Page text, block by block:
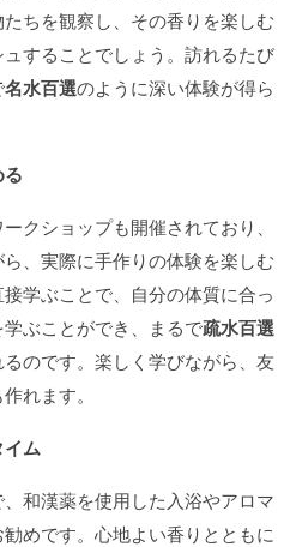
ちを観察し、その香りを楽しむ
することでしょう。訪れるたび
名水百選のように深い体験が得ら
クショップも開催されており、
、実際に手作りの体験を楽しむ
学ぶことで、自分の体質に合っ
ぶことができ、まるで疏水百選
のです。楽しく学びながら、友
れます。
ム
和漢薬を使用した入浴やアロマ
めです。心地よい香りとともに